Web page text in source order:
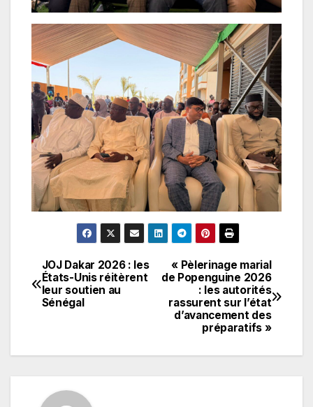
Navigation
de
« Pèlerinage marial
de Popenguine 2026
: les autorités
rassurent sur l’état
d’avancement des
préparatifs »
JOJ Dakar 2026 : les
États-Unis réitèrent
leur soutien au
Sénégal